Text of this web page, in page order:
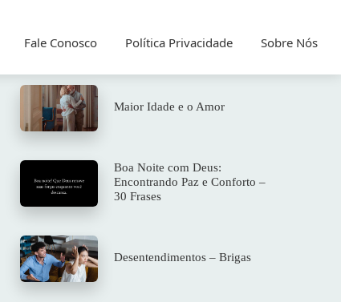
Fale Conosco Política Privacidade Sobre Nós
Maior Idade e o Amor
Boa Noite com Deus:
Encontrando Paz e Conforto –
30 Frases
Desentendimentos – Brigas